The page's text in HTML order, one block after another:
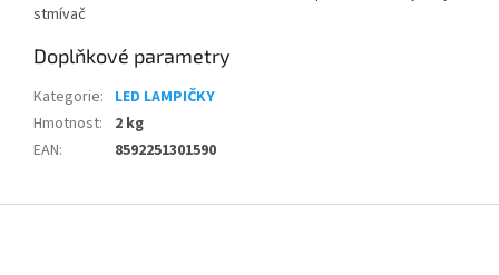
stmívač
Doplňkové parametry
Kategorie: LED LAMPIČKY
Hmotnost:
2 kg
EAN: 8592251301590